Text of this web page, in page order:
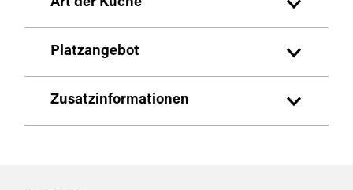
Art der Küche
deutsch
sonstiges
Platzangebot
Zusatzinformationen